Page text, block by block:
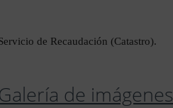
de Recaudación (Catastro).
Galería de imágenes